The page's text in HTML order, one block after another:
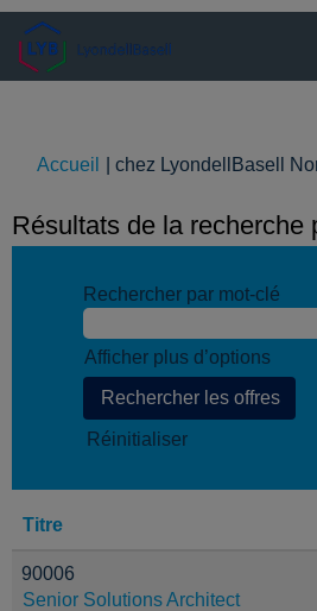
Accueil chez LyondellBasell
Résultats de la recherche
Rechercher par mot-clé
Afficher plus d’options
Réinitialiser
Titre
90006
Senior Solutions Architect